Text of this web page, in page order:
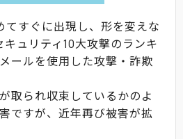
てすぐに出現し、形を変えな
ュリティ10大攻撃のランキ
ールを使用した攻撃・詐欺
取られ収束しているかのよ
ですが、近年再び被害が拡